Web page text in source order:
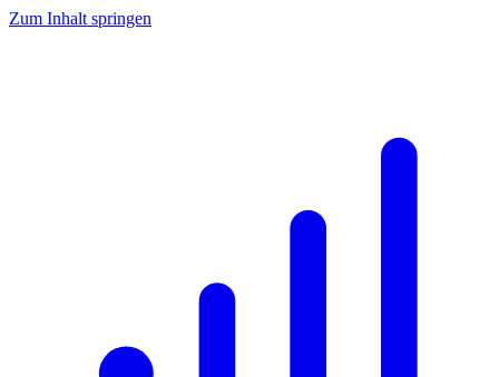
Zum Inhalt springen